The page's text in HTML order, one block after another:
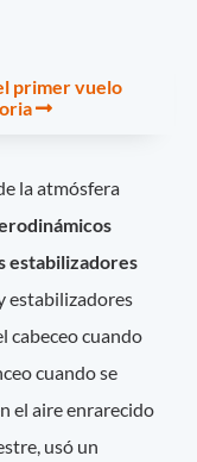
primer vuelo
la atmósfera
estabilizadores
estabilizadores
cabeceo cuando
cuando se
el aire enrarecido
usó un